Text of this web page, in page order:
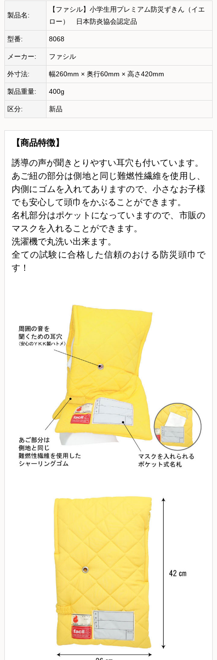
製品名:
【ファシル】小学生用プレミアム防災ずきん（イエ
ロー） 日本防炎協会認定品
型番: 8068
メーカー: ファシル
外寸法: 幅260mm × 奥行60mm × 高さ420mm
製品重量: 400g
区分: 新品
【商品特徴】
誘導の声が聞きとりやすい耳穴も付いています。
あご紐の部分は側地と同じ難燃性繊維を使用し、
内側にゴムを入れてありますので、小さなお子様
でも安心して頭巾をかぶることができます。
名札部分はポケットになっていますので、市販の
マスクを入れることができます。
洗濯機で丸洗い出来ます。
全ての試験に合格した信頼のおける防災頭巾で
す！